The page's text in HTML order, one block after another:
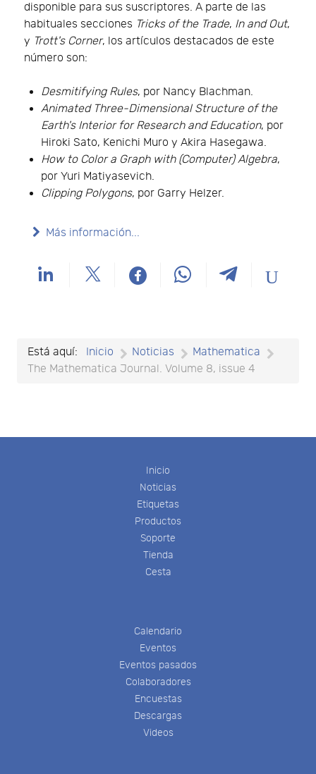
disponible para sus suscriptores. A parte de las
habituales secciones Tricks of the Trade, In and Out,
y Trott's Corner, los artículos destacados de este
número son:
Desmitifying Rules, por Nancy Blachman.
Animated Three-Dimensional Structure of the
Earth's Interior for Research and Education, por
Hiroki Sato, Kenichi Muro y Akira Hasegawa.
How to Color a Graph with (Computer) Algebra,
por Yuri Matiyasevich.
Clipping Polygons, por Garry Helzer.
Más información...
Está aquí: Inicio Noticias
Mathematica
The Mathematica Journal. Volume 8, issue 4
Inicio
Noticias
Etiquetas
Productos
Soporte
Tienda
Cesta
Calendario
Eventos
Eventos pasados
Colaboradores
Encuestas
Descargas
Videos